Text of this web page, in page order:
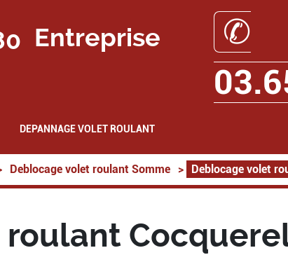
Entreprise
✆
DEPANNAGE VOLET ROULANT
Deblocage volet roulant Somme > Deblocage volet